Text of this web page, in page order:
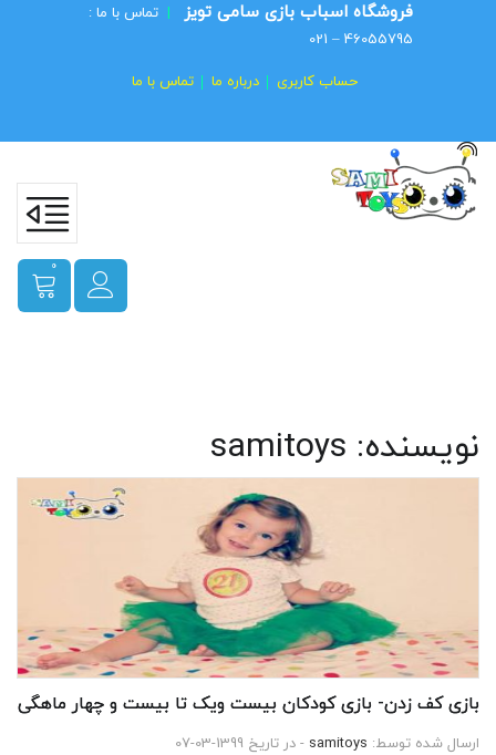
فروشگاه اسباب بازی سامی تویز | تماس با ما :
46055795 – 021
حساب کاربری درباره ما تماس با ما
0
نویسنده: samitoys
بازی کف زدن- بازی کودکان بیست ویک تا بیست و چهار ماهگی
ارسال شده توسط: samitoys - در تاریخ 1399-03-07